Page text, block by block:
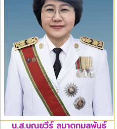
4
น.ส.บุณยวีร์ ลุมาดกมลพันธ์